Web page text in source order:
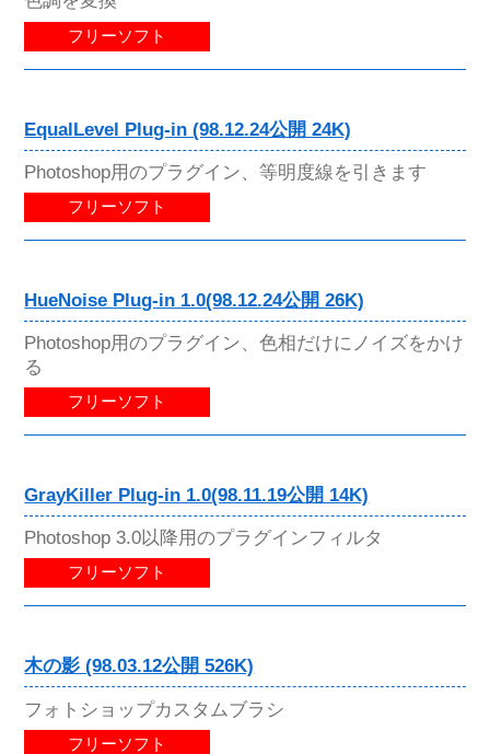
フリーソフト
EqualLevel Plug-in (98.12.24公開 24K)
Photoshop用のプラグイン、等明度線を引きます
フリーソフト
HueNoise Plug-in 1.0(98.12.24公開 26K)
Photoshop用のプラグイン、色相だけにノイズをかけ
る
フリーソフト
GrayKiller Plug-in 1.0(98.11.19公開 14K)
Photoshop 3.0以降用のプラグインフィルタ
フリーソフト
木の影 (98.03.12公開 526K)
フォトショップカスタムブラシ
フリーソフト